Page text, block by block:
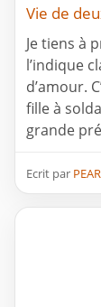
Vie de
Je tiens à
l’indique
d’amour.
fille à
grande
Ecrit par